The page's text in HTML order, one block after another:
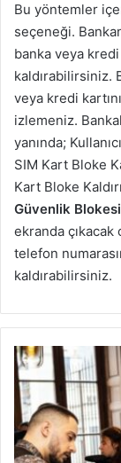
Bu yöntemler
seçeneği.
banka veya
kaldırabilirsiniz.
veya kredi
izlemeniz.
yanında;
SIM Kart Bloke
Kart Bloke
Güvenlik Blokesi
ekranda
telefon
kaldırabilirsiniz.
Barmenlerin
Tercihi:
Monin
Kokteyl
Şurubu